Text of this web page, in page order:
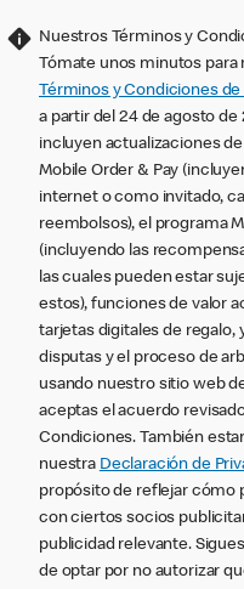
Nuestros Términos y
Tómate unos minutos para
Términos y Condiciones de
a partir del 24 de agosto de
incluyen actualizaciones
Mobile Order & Pay
internet o como invitado,
reembolsos), el programa
(incluyendo las
las cuales pueden estar
estos), funciones de valor
tarjetas digitales de regalo,
disputas y el proceso de
usando nuestro sitio web
aceptas el acuerdo
Condiciones. También
nuestra Declaración de
propósito de reflejar cómo
con ciertos socios
publicidad relevante.
de optar por no autorizar